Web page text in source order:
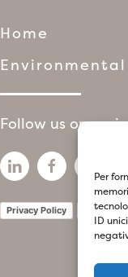
Per
ID
Home
Follow us on
Privacy Policy Cookie